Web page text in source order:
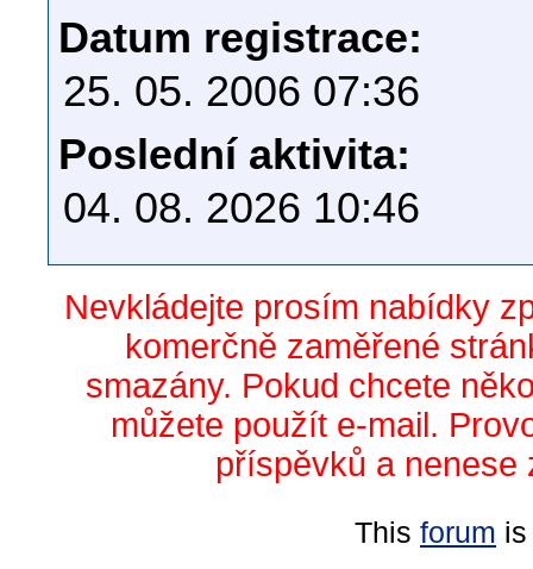
Datum registrace:
25. 05. 2006 07:36
Poslední aktivita:
04. 08. 2026 10:46
Nevkládejte prosím nabídky
komerčně zaměřené
smazány. Pokud chcete
můžete použít e-mail.
příspěvků a nenese
This forum